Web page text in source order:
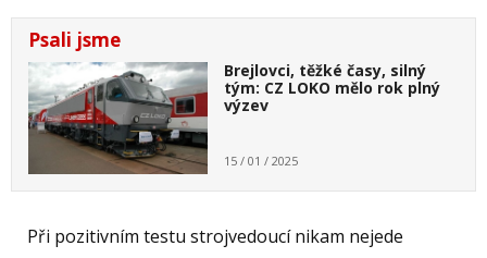
Psali jsme
Brejlovci, těžké časy, silný
tým: CZ LOKO mělo rok plný
výzev
15 / 01 / 2025
Při pozitivním testu strojvedoucí nikam nejede